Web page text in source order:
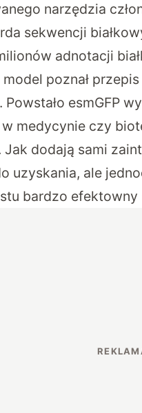
narzędzia
sekwencji
adnotacji
poznał
Powstało esmGFP
medycynie czy
dodają sami
uzyskania, ale
bardzo efektowny